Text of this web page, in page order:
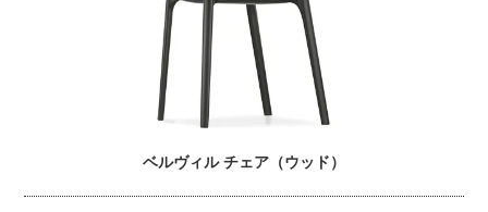
ベルヴィル チェア（ウッド）